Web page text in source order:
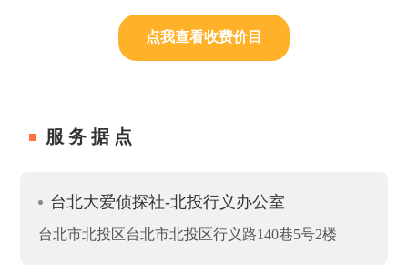
点我查看收费价目
服务据点
台北大爱侦探社-北投行义办公室
台北市北投区台北市北投区行义路140巷5号2楼